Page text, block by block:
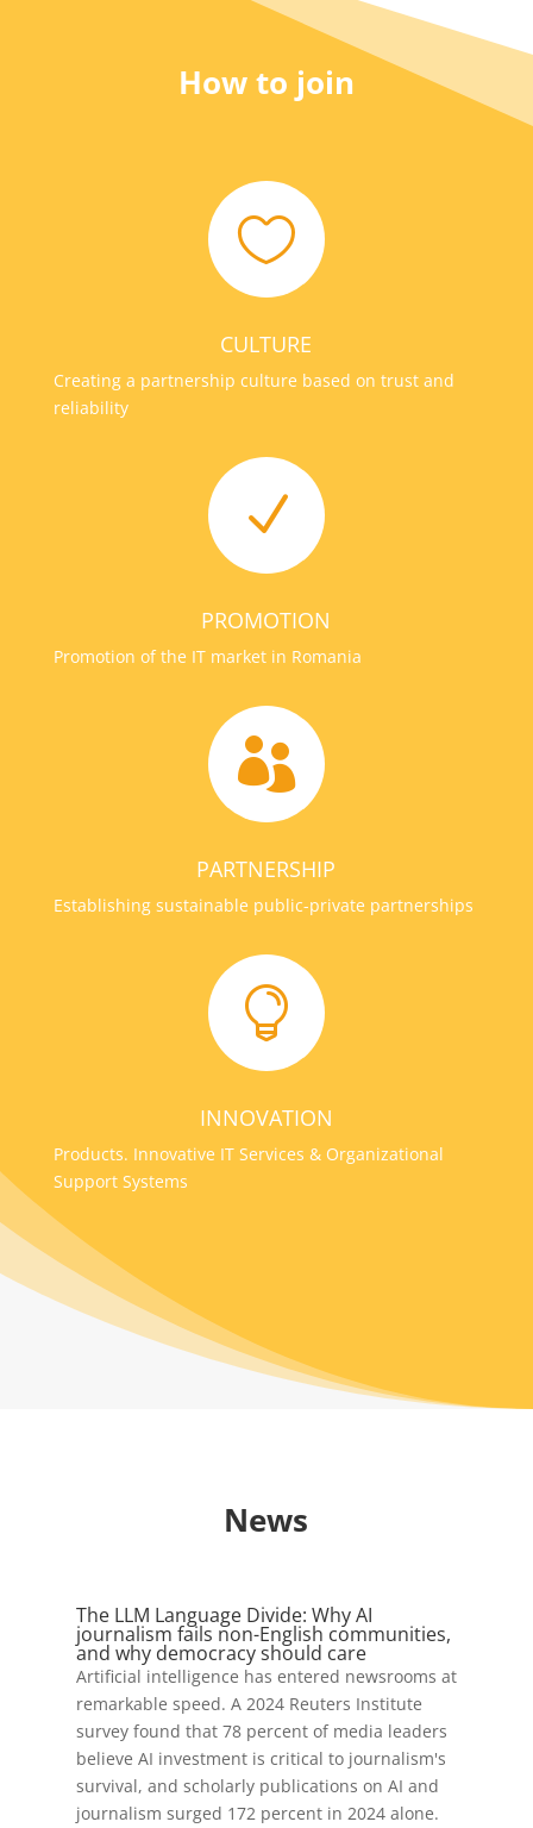
How to join

CULTURE
Creating a partnership culture based on trust and
reliability
N
PROMOTION
Promotion of the IT market in Romania

PARTNERSHIP
Establishing sustainable public-private partnerships

INNOVATION
Products. Innovative IT Services & Organizational
Support Systems
News
The LLM Language Divide: Why AI
journalism fails non-English communities,
and why democracy should care
Artificial intelligence has entered newsrooms at
remarkable speed. A 2024 Reuters Institute
survey found that 78 percent of media leaders
believe AI investment is critical to journalism's
survival, and scholarly publications on AI and
journalism surged 172 percent in 2024 alone.